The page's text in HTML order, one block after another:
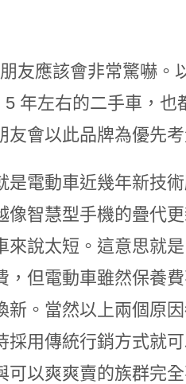
友應該會非常驚嚇。
年左右的二手車，也
會以此品牌為優先
電動車近幾年新技
智慧型手機的疊代
說太短。這意思就
但電動車雖然保養
。當然以上兩個原
用傳統行銷方式就
以爽爽賣的族群完